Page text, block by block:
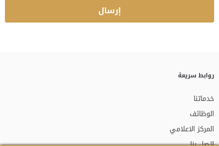
روابط سريعة
خدماتنا
الوظائف
المركز الاعلامي